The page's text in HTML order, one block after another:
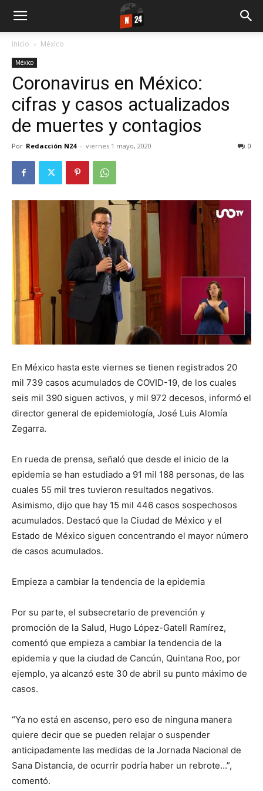
Inicio México
México
Coronavirus en México:
cifras y casos actualizados
de muertes y contagios
Por Redacción N24 - viernes 1 mayo, 2020 0
En México hasta este viernes se tienen registrados 20
mil 739 casos acumulados de COVID-19, de los cuales
seis mil 390 siguen activos, y mil 972 decesos, informó el
director general de epidemiología, José Luis Alomía
Zegarra.
En rueda de prensa, señaló que desde el inicio de la
epidemia se han estudiado a 91 mil 188 personas, de las
cuales 55 mil tres tuvieron resultados negativos.
Asimismo, dijo que hay 15 mil 446 casos sospechosos
acumulados. Destacó que la Ciudad de México y el
Estado de México siguen concentrando el mayor número
de casos acumulados.
Empieza a cambiar la tendencia de la epidemia
Por su parte, el subsecretario de prevención y
promoción de la Salud, Hugo López-Gatell Ramírez,
comentó que empieza a cambiar la tendencia de la
epidemia y que la ciudad de Cancún, Quintana Roo, por
ejemplo, ya alcanzó este 30 de abril su punto máximo de
casos.
“Ya no está en ascenso, pero eso de ninguna manera
quiere decir que se pueden relajar o suspender
anticipadamente las medidas de la Jornada Nacional de
Sana Distancia, de ocurrir podría haber un rebrote…”,
comentó.